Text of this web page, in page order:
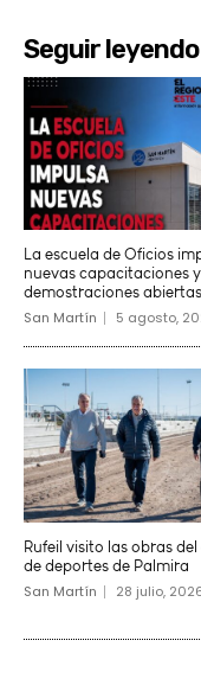
Seguir leyendo
La escuela de Oficios
nuevas capacitaciones y
demostraciones abiertas
San Martín 5 agosto,
Rufeil visito las obras
de deportes de Palmira
San Martín 28 julio,